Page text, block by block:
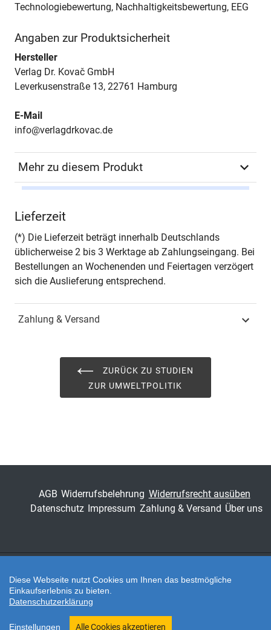
Technologiebewertung, Nachhaltigkeitsbewertung, EEG
Angaben zur Produktsicherheit
Hersteller
Verlag Dr. Kovač GmbH
Leverkusenstraße 13, 22761 Hamburg
E-Mail
info@verlagdrkovac.de
Mehr zu diesem Produkt
Seiten 210
Jahr Hamburg 2015
Schriftenreihe
12
Lieferzeit
(*) Die Lieferzeit beträgt innerhalb Deutschlands
üblicherweise 2 bis 3 Werktage ab Zahlungseingang. Bei
Bestellungen an Wochenenden und Feiertagen verzögert
sich die Auslieferung entsprechend.
Zahlung & Versand
ZURÜCK ZU STUDIEN
ZUR UMWELTPOLITIK
AGB Widerrufsbelehrung Widerrufsrecht ausüben
Datenschutz Impressum Zahlung & Versand Über uns
Zahlungsarten
Twitter
Diese Webseite nutzt Cookies um Ihnen das bestmögliche
Einkaufserlebnis zu bieten.
Datenschutzerklärung
Einstellungen Alle Cookies akzeptieren